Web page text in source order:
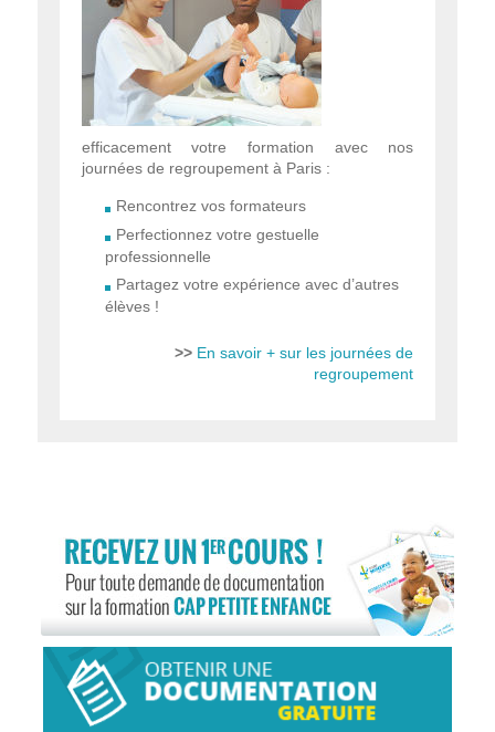
efficacement votre formation avec nos
journées de regroupement à Paris :
Rencontrez vos formateurs
Perfectionnez votre gestuelle
professionnelle
Partagez votre expérience avec d’autres
élèves !
>> En savoir + sur les journées de
regroupement